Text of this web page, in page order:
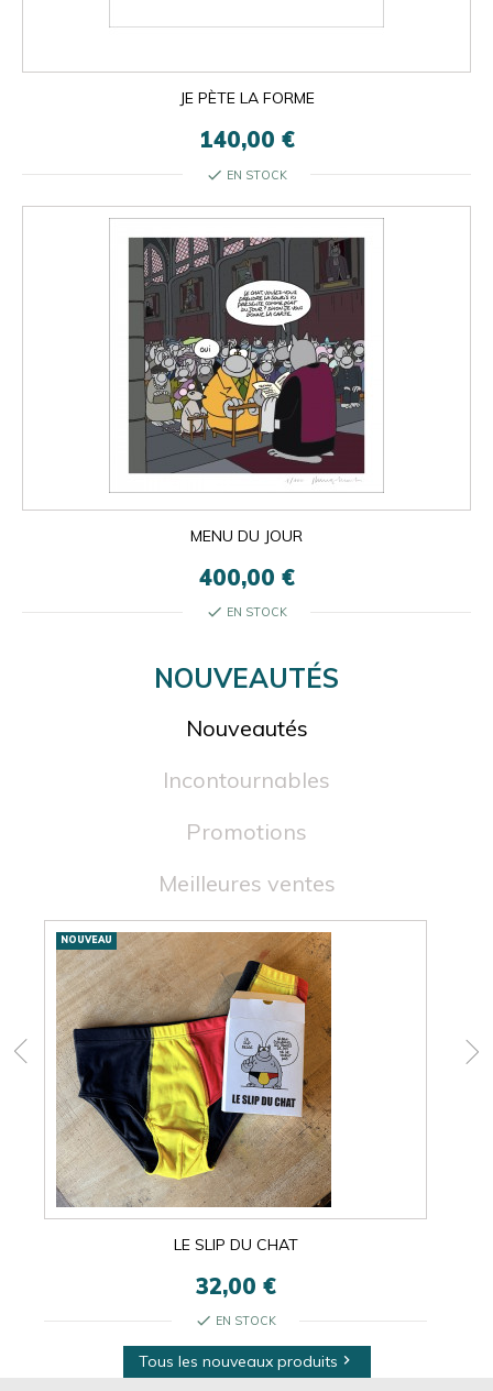
JE PÈTE LA FORME
140,00 €
check EN STOCK
MENU DU JOUR
400,00 €
check EN STOCK
NOUVEAUTÉS
Nouveautés
Incontournables
Promotions
Meilleures ventes
Nouveautés
NOUVEAU
LE SLIP DU CHAT
32,00 €
check EN STOCK
Tous les nouveaux produits 